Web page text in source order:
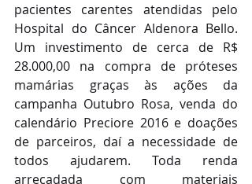
pacientes carentes atendidas pelo
Hospital do Câncer Aldenora Bello.
Um investimento de cerca de R$
28.000,00 na compra de próteses
mamárias graças às ações da
campanha Outubro Rosa, venda do
calendário Preciore 2016 e doações
de parceiros, daí a necessidade de
todos ajudarem. Toda renda
arrecadada com materiais